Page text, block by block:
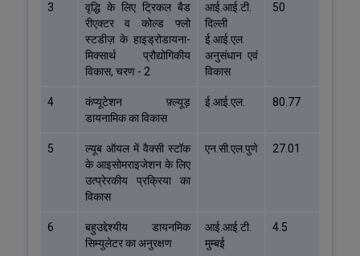
3
वृद्धि के लिए ट्रिकल बैड
रीएक्टर व कोल्ड फ्लो
स्टडीज़ के हाइड्रोडायना-
मिक्सार्थ प्रौद्योगिकीय
विकास, चरण - 2
आई.आई.टी.
दिल्ली
ई.आई.एल.
अनुसंधान एवं
विकास
50
4
कंप्यूटेशन फ़्ल्यूड़
डायनामिक का विकास
ई.आई.एल. 80.77
5
ल्यूब ऑयल में वैक्सी स्टॉक
के आइसोमराइजेशन के लिए
उत्प्रेरकीय प्रक्रिया का
विकास
एन.सी.एल.पुणे 27.01
6
बहुउद्देश्यीय डायनमिक
सिम्युलेटर का अनुरक्षण
आई.आई.टी.
मुम्बई
4.5